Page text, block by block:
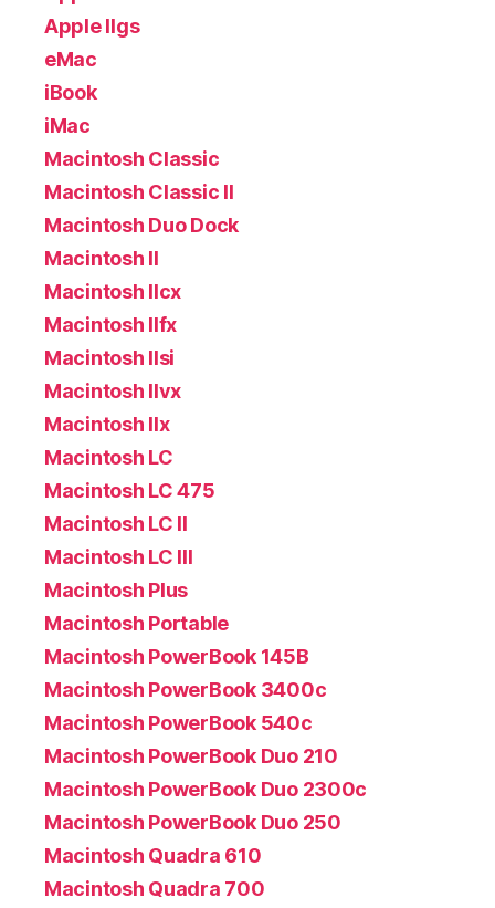
Apple IIgs
eMac
iBook
iMac
Macintosh Classic
Macintosh Classic II
Macintosh Duo Dock
Macintosh II
Macintosh IIcx
Macintosh IIfx
Macintosh IIsi
Macintosh IIvx
Macintosh IIx
Macintosh LC
Macintosh LC 475
Macintosh LC II
Macintosh LC III
Macintosh Plus
Macintosh Portable
Macintosh PowerBook 145B
Macintosh PowerBook 3400c
Macintosh PowerBook 540c
Macintosh PowerBook Duo 210
Macintosh PowerBook Duo 2300c
Macintosh PowerBook Duo 250
Macintosh Quadra 610
Macintosh Quadra 700